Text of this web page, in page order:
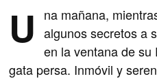
U
na mañana,
algunos secretos a
en la ventana de
gata persa. Inmóvil y